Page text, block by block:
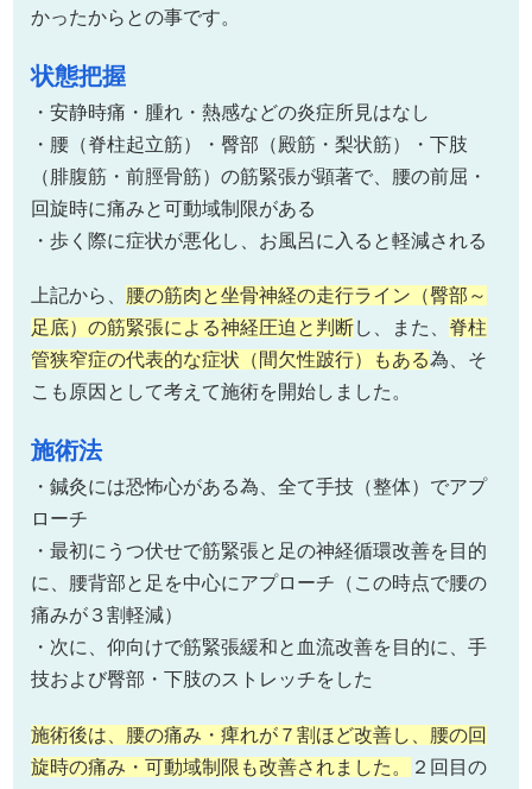
かったからとの事です。
状態把握
・安静時痛・腫れ・熱感などの炎症所見はなし
・腰（脊柱起立筋）・臀部（殿筋・梨状筋）・下肢
（腓腹筋・前脛骨筋）の筋緊張が顕著で、腰の前屈・
回旋時に痛みと可動域制限がある
・歩く際に症状が悪化し、お風呂に入ると軽減される
上記から、 腰の筋肉と坐骨神経の走行ライン（臀部～
足底）の筋緊張による神経圧迫と判断し、また、 脊柱
管狭窄症の代表的な症状（間欠性跛行）もある為、そ
こも原因として考えて施術を開始しました。
施術法
・鍼灸には恐怖心がある為、全て手技（整体）でアプ
ローチ
・最初にうつ伏せで筋緊張と足の神経循環改善を目的
に、腰背部と足を中心にアプローチ（この時点で腰の
痛みが３割軽減）
・次に、仰向けで筋緊張緩和と血流改善を目的に、手
技および臀部・下肢のストレッチをした
施術後は、腰の痛み・痺れが７割ほど改善し、腰の回
旋時の痛み・可動域制限も改善されました。
２回目の